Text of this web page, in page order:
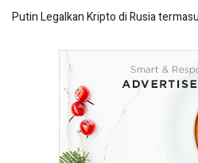
Putin Legalkan Kripto di Rusia